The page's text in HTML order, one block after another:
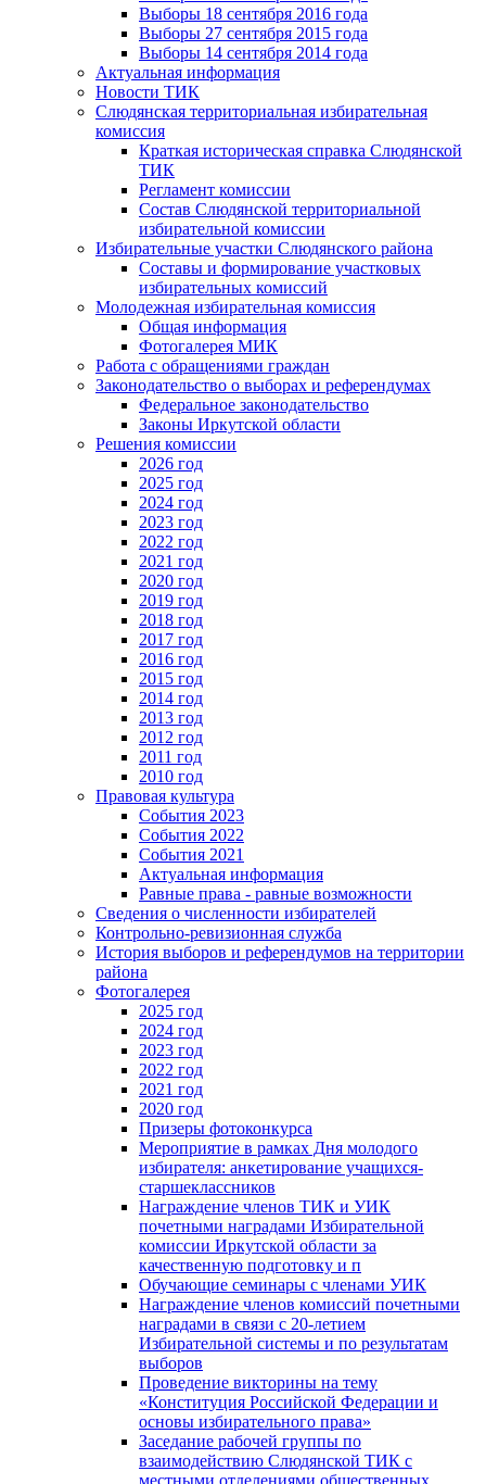
Выборы 18 сентября 2016 года
Выборы 27 сентября 2015 года
Выборы 14 сентября 2014 года
Актуальная информация
Новости ТИК
Слюдянская территориальная избирательная
комиссия
Краткая историческая справка Слюдянской
ТИК
Регламент комиссии
Состав Слюдянской территориальной
избирательной комиссии
Избирательные участки Слюдянского района
Составы и формирование участковых
избирательных комиссий
Молодежная избирательная комиссия
Общая информация
Фотогалерея МИК
Работа с обращениями граждан
Законодательство о выборах и референдумах
Федеральное законодательство
Законы Иркутской области
Решения комиссии
2026 год
2025 год
2024 год
2023 год
2022 год
2021 год
2020 год
2019 год
2018 год
2017 год
2016 год
2015 год
2014 год
2013 год
2012 год
2011 год
2010 год
Правовая культура
События 2023
События 2022
События 2021
Актуальная информация
Равные права - равные возможности
Сведения о численности избирателей
Контрольно-ревизионная служба
История выборов и референдумов на территории
района
Фотогалерея
2025 год
2024 год
2023 год
2022 год
2021 год
2020 год
Призеры фотоконкурса
Мероприятие в рамках Дня молодого
избирателя: анкетирование учащихся-
старшеклассников
Награждение членов ТИК и УИК
почетными наградами Избирательной
комиссии Иркутской области за
качественную подготовку и п
Обучающие семинары с членами УИК
Награждение членов комиссий почетными
наградами в связи с 20-летием
Избирательной системы и по результатам
выборов
Проведение викторины на тему
«Конституция Российской Федерации и
основы избирательного права»
Заседание рабочей группы по
взаимодействию Слюдянской ТИК с
местными отделениями общественных